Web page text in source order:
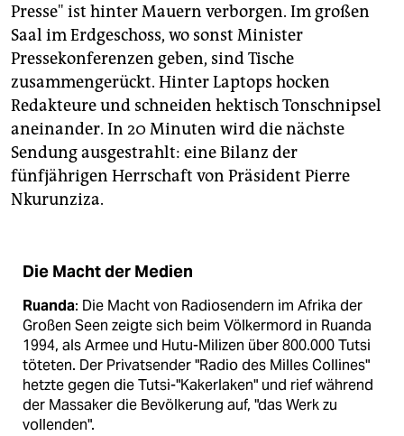
Presse" ist hinter Mauern verborgen. Im großen
Saal im Erdgeschoss, wo sonst Minister
Pressekonferenzen geben, sind Tische
zusammengerückt. Hinter Laptops hocken
Redakteure und schneiden hektisch Tonschnipsel
aneinander. In 20 Minuten wird die nächste
Sendung ausgestrahlt: eine Bilanz der
fünfjährigen Herrschaft von Präsident Pierre
Nkurunziza.
Die Macht der Medien
Ruanda: Die Macht von Radiosendern im Afrika der
Großen Seen zeigte sich beim Völkermord in Ruanda
1994, als Armee und Hutu-Milizen über 800.000 Tutsi
töteten. Der Privatsender "Radio des Milles Collines"
hetzte gegen die Tutsi-"Kakerlaken" und rief während
der Massaker die Bevölkerung auf, "das Werk zu
vollenden".